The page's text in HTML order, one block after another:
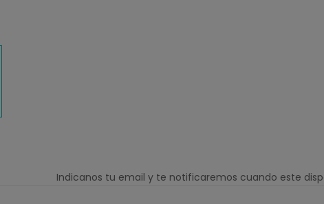
Indicanos tu email y te notificaremos cuando este